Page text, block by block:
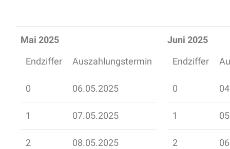
Mai 2025
Endziffer
Auszahlungstermin
0 06.05.2025
1 07.05.2025
2 08.05.2025
Juni 2025
Endziffer
0
1
2